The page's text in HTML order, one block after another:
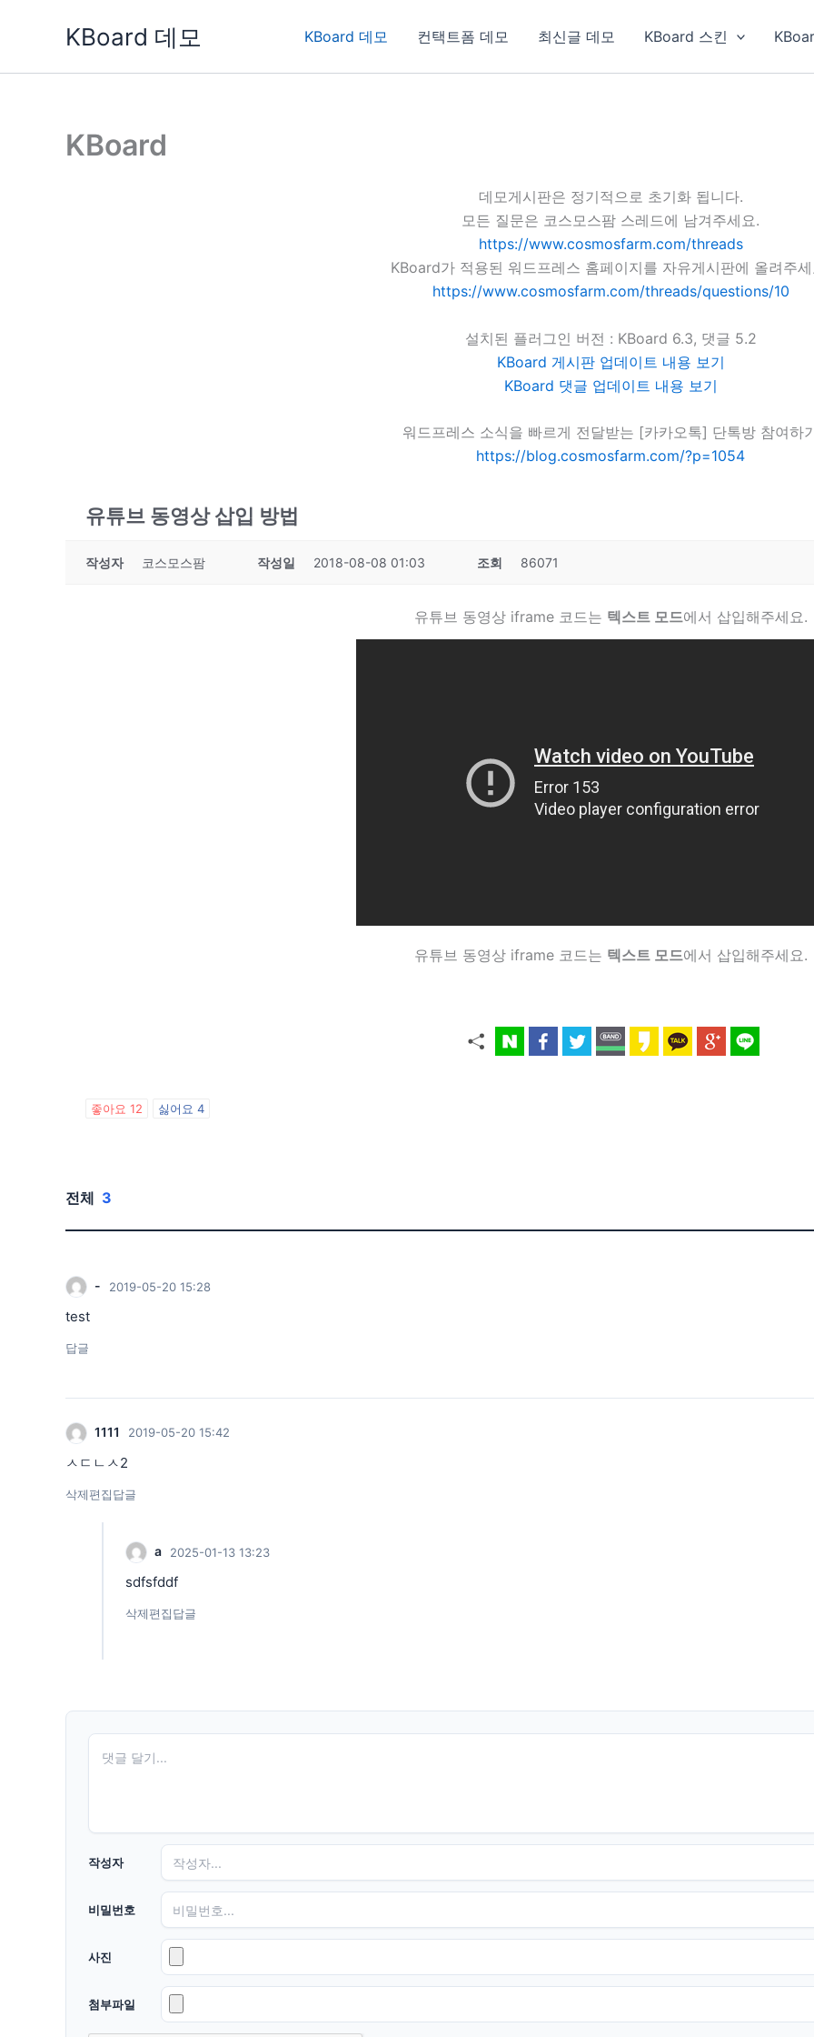
KBoard 데모 KBoard 데모 컨택트폼 데모 최신글 데모 KBoard 스킨
KBoard
데모게시판은 정기적으로 초기화 됩니다.
모든 질문은 코스모스팜 스레드에 남겨주세요.
https://www.cosmosfarm.com/threads
KBoard가 적용된 워드프레스 홈페이지를 자유게시판에 올려주
https://www.cosmosfarm.com/threads/questions/10
설치된 플러그인 버전 : KBoard 6.3, 댓글 5.2
KBoard 게시판 업데이트 내용 보기
KBoard 댓글 업데이트 내용 보기
워드프레스 소식을 빠르게 전달받는 [카카오톡] 단톡방 참여하
https://blog.cosmosfarm.com/?p=1054
유튜브 동영상 삽입 방법
작성자 코스모스팜 작성일 2018-08-08 01:03 조회 86071
유튜브 동영상 iframe 코드는 텍스트 모드에서 삽입해주세요.
유튜브 동영상 iframe 코드는 텍스트 모드에서 삽입해주세요.
좋아요 12 싫어요 4
전체 3
- 2019-05-20 15:28
test
답글
1111 2019-05-20 15:42
ㅅㄷㄴㅅ2
삭제편집답글
a 2025-01-13 13:23
sdfsfddf
삭제편집답글
작성자
비밀번호
사진
첨부파일